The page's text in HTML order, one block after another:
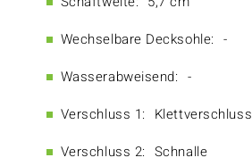
Wechselbare Decksohle: -
Wasserabweisend: -
Verschluss 1: Klettverschluss
Verschluss 2: Schnalle